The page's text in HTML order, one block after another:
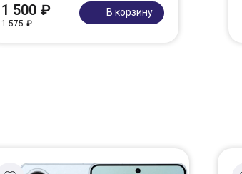
1 500 ₽
1 575 ₽
В корзину